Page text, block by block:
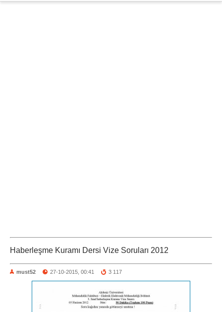
Haberleşme Kuramı Dersi Vize Soruları 2012
must52 27-10-2015, 00:41 3 117